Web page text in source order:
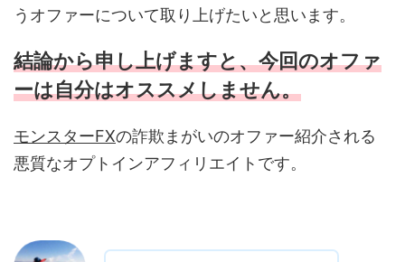
うオファーについて取り上げたいと思います。
結論から申し上げますと、今回のオファ
ーは自分はオススメしません。
モンスターFXの詐欺まがいのオファー紹介される
悪質なオプトインアフィリエイトです。